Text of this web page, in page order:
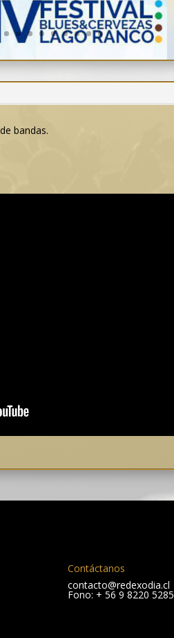
bandas.
Contáctanos
contacto@redexodia.cl
Fono: + 56 9 8220 5285